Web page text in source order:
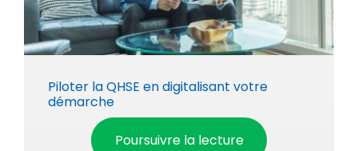
Piloter la QHSE en digitalisant votre
démarche
Poursuivre la lecture